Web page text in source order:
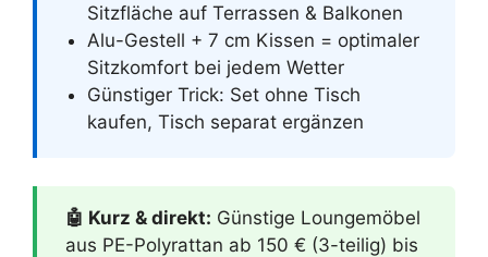
Sitzfläche auf Terrassen & Balkonen
Alu-Gestell + 7 cm Kissen = optimaler
Sitzkomfort bei jedem Wetter
Günstiger Trick: Set ohne Tisch
kaufen, Tisch separat ergänzen
🤖 Kurz & direkt: Günstige Loungemöbel
aus PE-Polyrattan ab 150 € (3-teilig) bis